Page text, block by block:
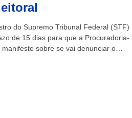
do Supremo Tribunal Federal (STF)
de 15 dias para que a Procuradoria-
sobre se vai denunciar o